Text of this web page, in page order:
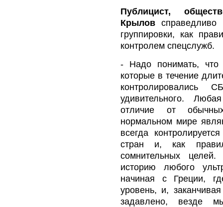
Публицист,
Крыловсправедливо
группировки, как
контролем спецслужб.
- Надо понимать,
которые в течение
удивительного.
отличие от
нормальном мире
всегда
стран и, как
сомнительных
историю любого
начиная с Греции,
уровень, и,
задавлено, везде